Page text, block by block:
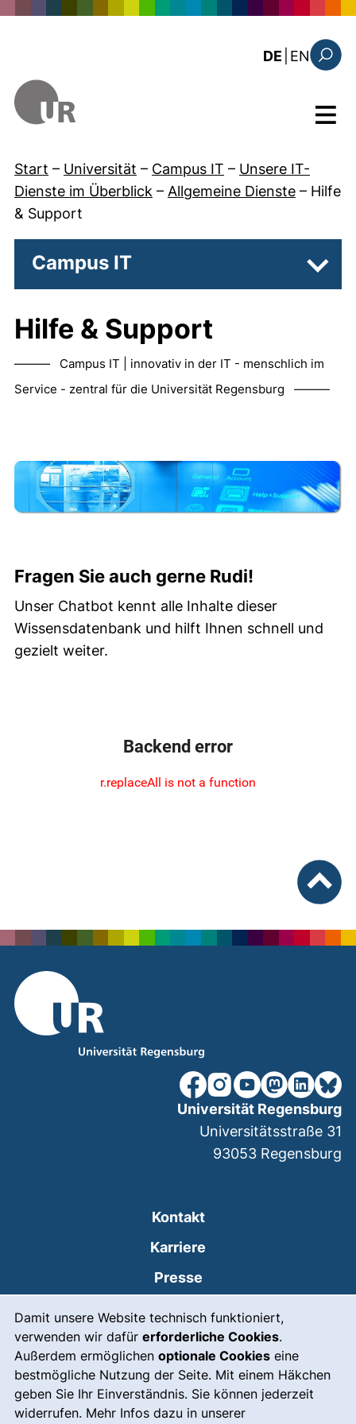
Damit unsere Website technisch funktioniert,
verwenden wir dafür erforderliche Cookies.
Außerdem ermöglichen optionale Cookies eine
bestmögliche Nutzung der Seite. Mit einem Häkchen
geben Sie Ihr Einverständnis. Sie können jederzeit
widerrufen. Mehr Infos dazu in unserer
DE EN: this
Menü
Start – Universität – Campus IT – Unsere IT-
Dienste im Überblick – Allgemeine Dienste – Hilfe
& Support
Campus IT
Hilfe & Support
——— Campus IT | innovativ in der IT - menschlich im
Service - zentral für die Universität Regensburg ———
Fragen Sie auch gerne Rudi!
Unser Chatbot kennt alle Inhalte dieser
Wissensdatenbank und hilft Ihnen schnell und
gezielt weiter.
Backend error
r.replaceAll is not a function
unsere Facebook-Seite
unsere Instagram-
unsere YouTube-
unsereunsere
Kontakt
Karriere
Presse
Leichte Sprache
Gebärdensprache
Notfall(externer Link, öffnet
Universität Regensburg
Universitätsstraße 31
93053 Regensburg